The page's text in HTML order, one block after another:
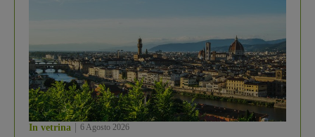
In vetrina 6 Agosto 2026